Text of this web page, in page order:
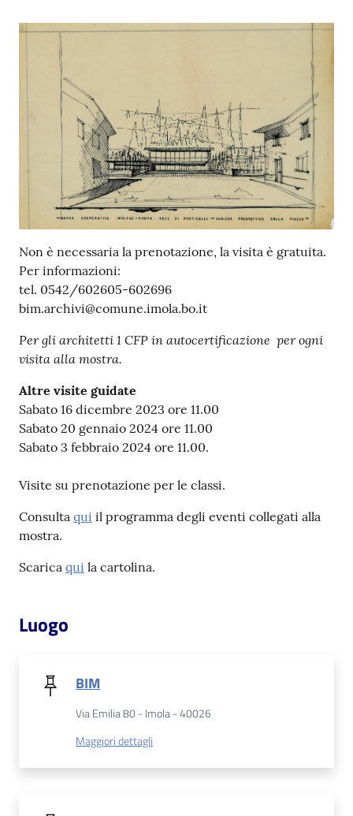
Archivio
Decentrate
per
lettura
Seguici
su
Catalogo
on line
Non è necessaria la prenotazione, la visita è gratuita.
Per informazioni:
tel. 0542/602605-602696
bim.archivi@comune.imola.bo.it
Per gli architetti 1 CFP in autocertificazione per ogni
visita alla mostra.
Altre visite guidate
Sabato 16 dicembre 2023 ore 11.00
Sabato 20 gennaio 2024 ore 11.00
Sabato 3 febbraio 2024 ore 11.00.
Visite su prenotazione per le classi.
Consulta qui il programma degli eventi collegati alla
mostra.
Scarica qui la cartolina.
Luogo
BIM
Via Emilia 80 - Imola - 40026
Maggiori dettagli